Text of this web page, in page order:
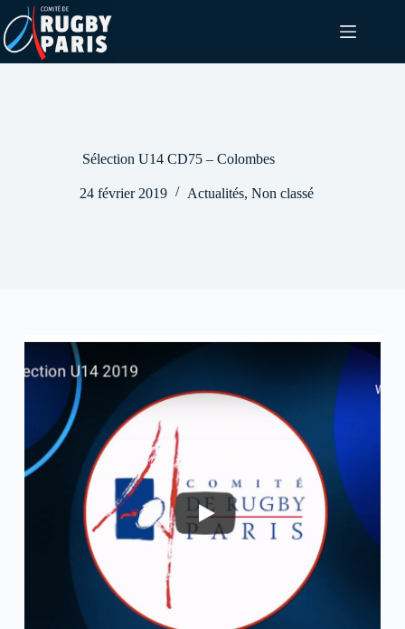
Passer
au
contenu
Sélection U14 CD75 – Colombes
24 février 2019 Actualités, Non classé